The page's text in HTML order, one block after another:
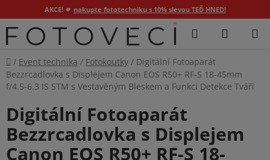
AKCE! 🫵 nakupte fototechniku s 10% slevou TEĎ HNED!
Přejít
na
Hledat
Domů
/ Event technika / Fotokoutky / Digitální Fotoaparát
Bezzrcadlovka s Displejem Canon EOS R50+ RF-S 18-45mm
f/4.5-6.3 IS STM s Vestavěným Bleskem a Funkci Detekce Tváři
Digitální Fotoaparát
Bezzrcadlovka s Displejem
Canon EOS R50+ RF-S 18-